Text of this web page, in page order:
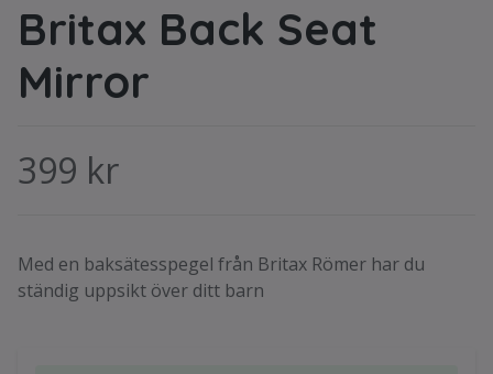
Britax Back Seat
Mirror
399 kr
Med en baksätesspegel från Britax Römer har du
ständig uppsikt över ditt barn